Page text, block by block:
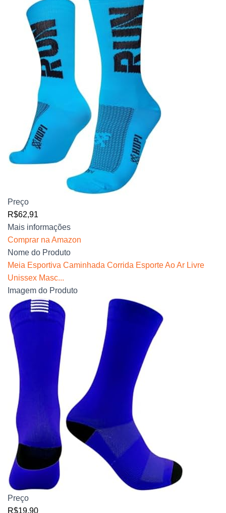
Preço
R$62,91
Mais informações
Comprar na Amazon
Nome do Produto
Meia Esportiva Caminhada Corrida Esporte Ao Ar Livre
Unissex Masc...
Imagem do Produto
Preço
R$19,90